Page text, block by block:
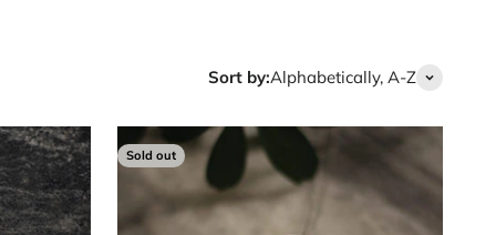
Sort by:Alphabetically, A-Z
Sold out